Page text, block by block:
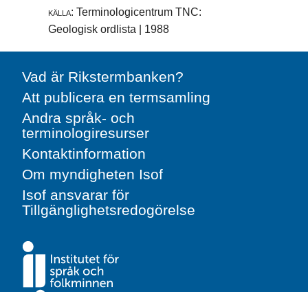
källa: Terminologicentrum TNC:
Geologisk ordlista | 1988
Vad är Rikstermbanken?
Att publicera en termsamling
Andra språk- och
terminologiresurser
Kontaktinformation
Om myndigheten Isof
Isof ansvarar för
Tillgänglighetsredogörelse